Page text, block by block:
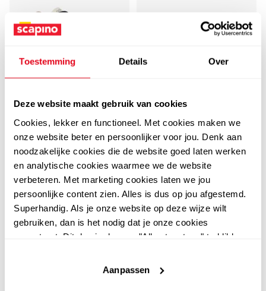
Toestemming Details Over
Deze website maakt gebruik van cookies
Cookies, lekker en functioneel. Met cookies maken we
onze website beter en persoonlijker voor jou. Denk aan
noodzakelijke cookies die de website goed laten werken
en analytische cookies waarmee we de website
verbeteren. Met marketing cookies laten we jou
persoonlijke content zien. Alles is dus op jou afgestemd.
Superhandig. Als je onze website op deze wijze wilt
gebruiken, dan is het nodig dat je onze cookies
accepteert. Dit doe je door op "Alles toestaan" te klikken.
website niet optimaal functioneert.
Aanpassen
Adidas Streettalk Bold
dames sneakers beige
6999
Adidas Breaknet Sleek
dames sneakers wit
5999
sale Jel's favoriet